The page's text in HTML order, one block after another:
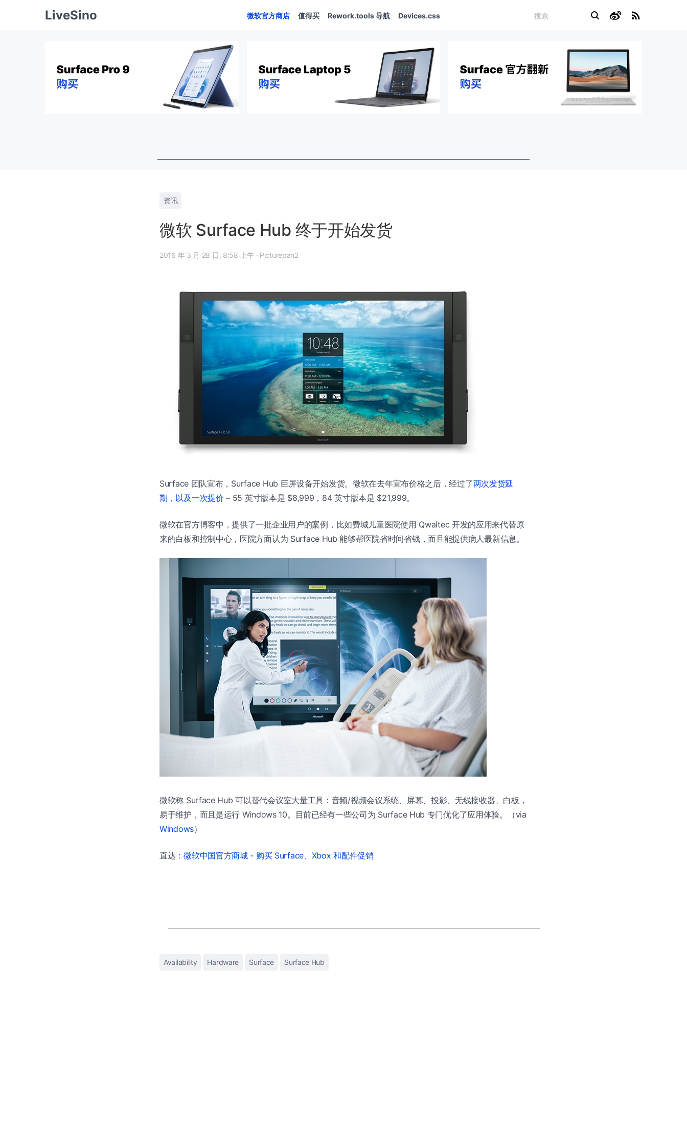
LiveSino 微软官方商店 值得买 Rework.tools 导航 Devices.css
资讯
微软 Surface Hub 终于开始发货
2016 年 3 月 28 日, 8:58 上午 · Picturepan2
Surface 团队宣布，Surface Hub 巨屏设备开始发货。微软在去年宣布价格之后，经过了两次发货延
期，以及一次提价 – 55 英寸版本是 $8,999，84 英寸版本是 $21,999。
微软在官方博客中，提供了一批企业用户的案例，比如费城儿童医院使用 Qwaltec 开发的应用来代替原
来的白板和控制中心，医院方面认为 Surface Hub 能够帮医院省时间省钱，而且能提供病人最新信息。
微软称 Surface Hub 可以替代会议室大量工具：音频/视频会议系统、屏幕、投影、无线接收器、白板，
易于维护，而且是运行 Windows 10。目前已经有一些公司为 Surface Hub 专门优化了应用体验。（via
Windows）
直达：微软中国官方商城 - 购买 Surface、Xbox 和配件促销
Availability Hardware Surface Surface Hub